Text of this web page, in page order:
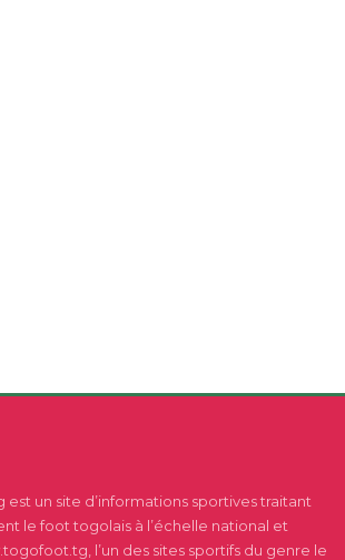
un site d’informations sportives traitant
le foot togolais à l’échelle national et
l’un des sites sportifs du genre le